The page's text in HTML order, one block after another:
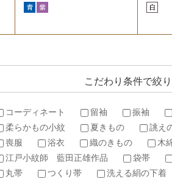
こだわり条件で絞
コーディネート 留袖 振袖
柔らかもの小紋
夏きもの 誂え
喪服
浴衣 織のきもの 木
江戸小紋師 藍田正雄作品
袋帯
丸帯
つくり帯 洗える絹の下着